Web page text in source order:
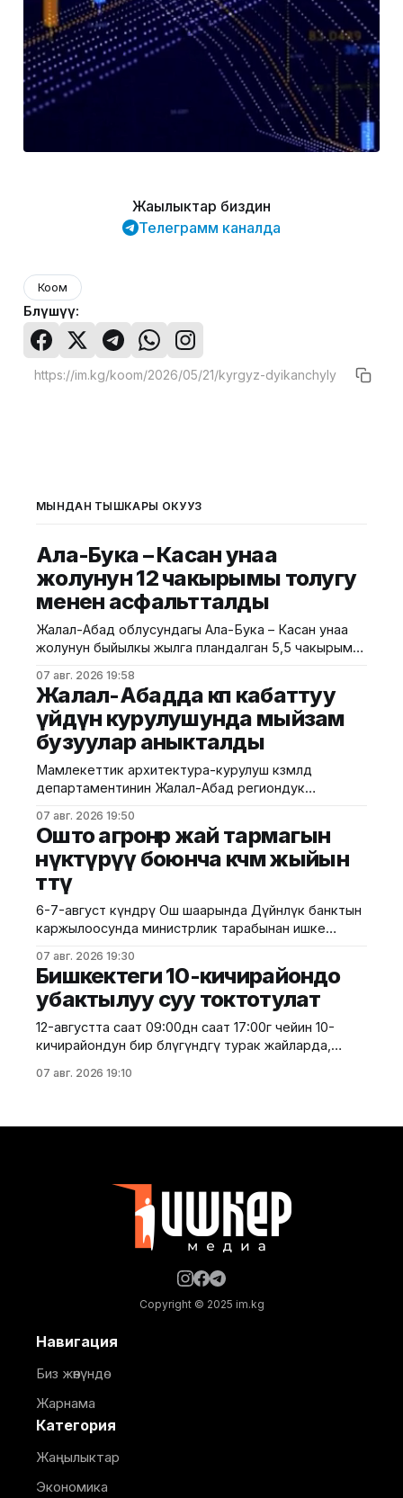
Жаңылыктар биздин
Телеграмм каналда
Коом
Бөлүшүү:
МЫНДАН ТЫШКАРЫ ОКУҢУЗ
Ала-Бука – Касан унаа
жолунун 12 чакырымы толугу
менен асфальтталды
Жалал-Абад облусундагы Ала-Бука – Касан унаа
жолунун быйылкы жылга пландалган 5,5 чакырым
аяктады. Транспорт жана коммуникациялар
министрлигинин маалыматына ылайык, жол куруу
иштери №17 Жол эксплуатациялоо мекемеси
тарабынан белгиленген графикке ылайык,
курулуштун сапат талаптарын сактоо менен
жүргүзүлдү. Аталган жолдун жалпы 12 чакырымына
07 авг. 2026 19:58
Жалал-Абадда көп кабаттуу
үйдүн курулушунда мыйзам
бузуулар аныкталды
Мамлекеттик архитектура-курулуш көзөмөлдөө
департаментинин Жалал-Абад региондук
текшерүү жүргүздү. Бул тууралуу Курулуш
министрлигинин басма сөз кызматы билдирди.
Маалыматка ылайык, текшерүү Байзаков көчөсү, 46
дарегинде курулуп жаткан объектте өткөрүлүп,
техникалык талаптардын бузулганы аныкталды.
Белгиленгендей, курулуш иштери бекитилген
долбоордук документациядан четтөө менен
жүргүзүлгөн. Ошондой эле
07 авг. 2026 19:50
Ошто агроөнөр жай тармагын
өнүктүрүү боюнча көчмө жыйын
өттү
6-7-август күндөрү Ош шаарында Дүйнөлүк банктын
каржылоосунда министрлик тарабынан ишке
шаарынын аймактык экономикалык өнүгүүсү"
долбоорунун алкагында Өндүрүмдүү өнөктөштүк
комитетинин көчмө жыйыны өттү. Бул тууралуу Айыл
министрдин орун басары Мирбек Дүйшеев жана
Комитеттин мүчөлөрү катышты. Көчмө жыйындын
07 авг. 2026 19:30
Бишкектеги 10-кичирайондо
убактылуу суу токтотулат
12-августта саат 09:00дөн саат 17:00гө чейин 10-
кичирайондун бир бөлүгүндөгү турак жайларда,
мекемелеринде, саламаттыкты сактоо
кичирайондогу откананын суу
07 авг. 2026 19:10
Copyright © 2025 im.kg
Навигация
Биз жөнүндө
Жарнама
Категория
Жаңылыктар
Экономика